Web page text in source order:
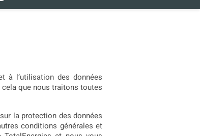
à l’utilisation des données
que nous traitons toutes
la protection des données
conditions générales et